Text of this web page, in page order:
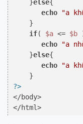
    }
else{
echo
"a
    }
if( $a <= $b
echo
"a
    }
else{
echo
"a
?>
</body>
</html>